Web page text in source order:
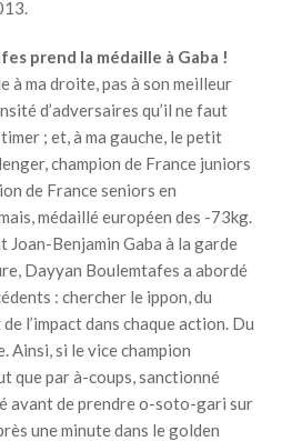
prend la médaille à Gaba !
à ma droite, pas à son meilleur
d’adversaires qu’il ne faut
; et, à ma gauche, le petit
champion de France juniors
de France seniors en
médaillé européen des -73kg.
Benjamin Gaba à la garde
Dayyan Boulemtafes a abordé
: chercher le ippon, du
l’impact dans chaque action. Du
Ainsi, si le vice champion
que par à-coups, sanctionné
avant de prendre o-soto-gari sur
une minute dans le golden